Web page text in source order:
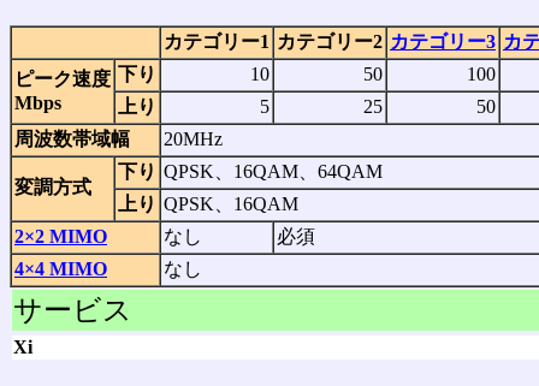
カテゴリー1 カテゴリー2 カテゴリー3 カ
ピーク速度
Mbps
下り 10 50
100
上り
5 25
50
周波数帯域幅
20MHz
変調方式
下り QPSK、16QAM、64QAM
上り QPSK、16QAM
2×2 MIMO
なし
必須
4×4 MIMO
なし
サービス
Xi